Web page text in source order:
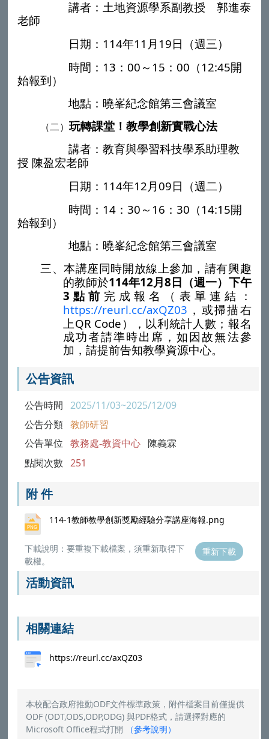
講者：土地資源學系副教授 郭進泰
老師
日期： 114年11 月 19 日（週三）
時間： 13 ： 00 ～ 15 ： 00 （ 12:45開
始報到）
地點：曉峯紀念館第三會議室
（二）玩轉課堂！教學創新實戰心法
講者：教育與學習科技學系助理教
授 陳盈宏老師
日期： 114年12 月 09 日（週二）
時間： 14 ：30 ～ 16 ：30 （ 14:15開
始報到）
地點：曉峯紀念館第三會議室
三、本講座同時開放線上參加，請有興趣
的教師於114年12月8 日（週一）下午
3 點前 完成報名（表單連結：
https://reurl.cc/axQZ03 ，或掃描右
上QR Code ），以利統計人數；報名
成功者請準時出席，如因故無法參
加，請提前告知教學資源中心。
公告資訊
公告時間 2025/11/03~2025/12/09
公告分類 教師研習
公告單位 教務處-教資中心 陳義霖
點閱次數 251
附 件
114-1教師教學創新獎勵經驗分享講座海報.png
下載說明：要重複下載檔案，須重新取得下
載權。
重新下載
活動資訊
相關連結
https://reurl.cc/axQZ03
本校配合政府推動ODF文件標準政策，附件檔案目前僅提供
ODF (ODT,ODS,ODP,ODG) 與PDF格式，請選擇對應的
Microsoft Office程式打開
（參考說明）